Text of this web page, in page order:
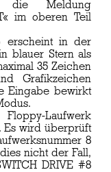
Meldung
im oberen Teil
erscheint in der
blauer Stern als
35 Zeichen
Grafikzeichen
Eingabe bewirkt
Laufwerk
Es wird überprüft
8
nicht der Fall,
DRIVE #8